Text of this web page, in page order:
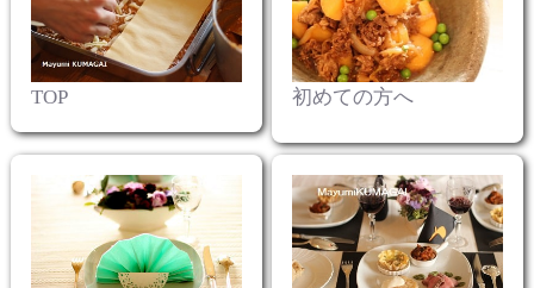
TOP 初めての方へ